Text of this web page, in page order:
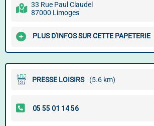
33 Rue Paul Claudel
87000 Limoges
PLUS D'INFOS SUR CETTE PAPETERIE
PRESSE LOISIRS (5.6 km)